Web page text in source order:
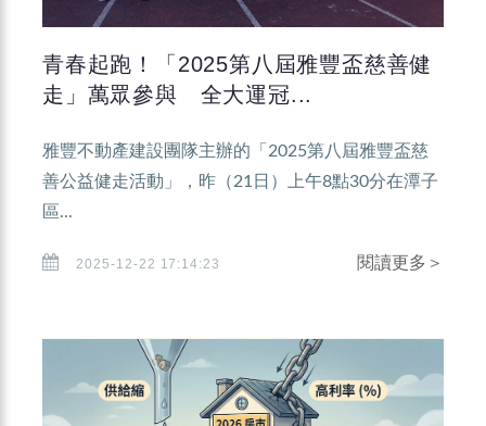
青春起跑！「2025第八屆雅豐盃慈善健
走」萬眾參與 全大運冠...
雅豐不動產建設團隊主辦的「2025第八屆雅豐盃慈
善公益健走活動」，昨（21日）上午8點30分在潭子
區...
2025-12-22 17:14:23 閱讀更多＞